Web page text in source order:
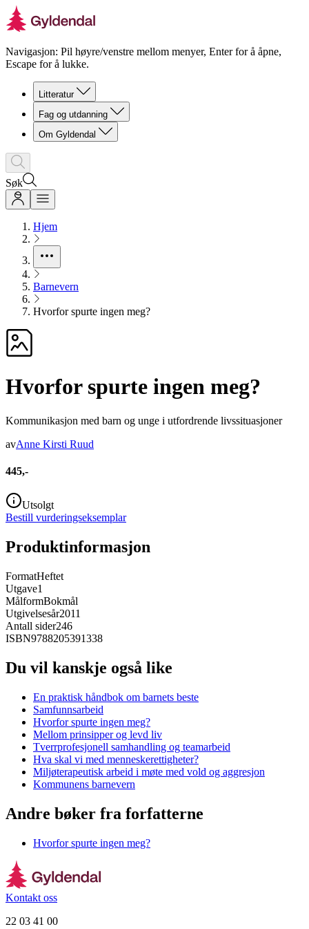
Navigasjon: Pil høyre/venstre mellom menyer, Enter for å åpne,
Escape for å lukke.
Litteratur
Fag og utdanning
Om Gyldendal
Søk
Hjem
Barnevern
Hvorfor spurte ingen meg?
Hvorfor spurte ingen meg?
Kommunikasjon med barn og unge i utfordrende livssituasjoner
avAnne Kirsti Ruud
445,-
Utsolgt
Bestill vurderingseksemplar
Produktinformasjon
FormatHeftet
Utgave1
MålformBokmål
Utgivelsesår2011
Antall sider246
ISBN9788205391338
Du vil kanskje også like
En praktisk håndbok om barnets beste
Samfunnsarbeid
Hvorfor spurte ingen meg?
Mellom prinsipper og levd liv
Tverrprofesjonell samhandling og teamarbeid
Hva skal vi med menneskerettigheter?
Miljøterapeutisk arbeid i møte med vold og aggresjon
Kommunens barnevern
Andre bøker fra forfatterne
Hvorfor spurte ingen meg?
Kontakt oss
22 03 41 00